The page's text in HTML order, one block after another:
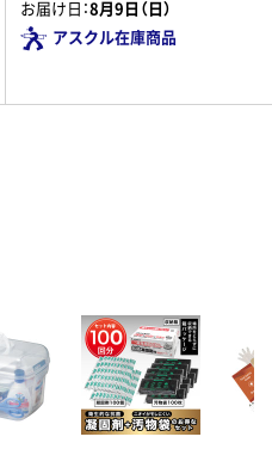
お届け日：8月9日（日）
アスクル在庫商品